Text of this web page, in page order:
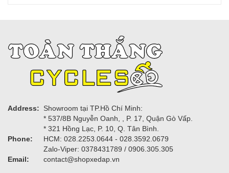
Address:
Showroom tại TP.Hồ Chí Minh:
* 537/8B Nguyễn Oanh, , P. 17, Quận Gò Vấp.
* 321 Hồng Lạc, P. 10, Q. Tân Bình.
Phone:
HCM: 028.2253.0644 - 028.3592.0679
Zalo-Viper: 0378431789 / 0906.305.305
Email:
contact@shopxedap.vn